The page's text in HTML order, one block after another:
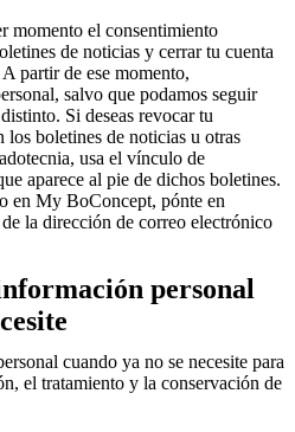
momento el consentimiento
de noticias y cerrar tu cuenta
partir de ese momento,
salvo que podamos seguir
Si deseas revocar tu
boletines de noticias u otras
usa el vínculo de
aparece al pie de dichos boletines.
en My BoConcept, pónte en
la dirección de correo electrónico
personal
cuando ya no se necesite para
el tratamiento y la conservación de